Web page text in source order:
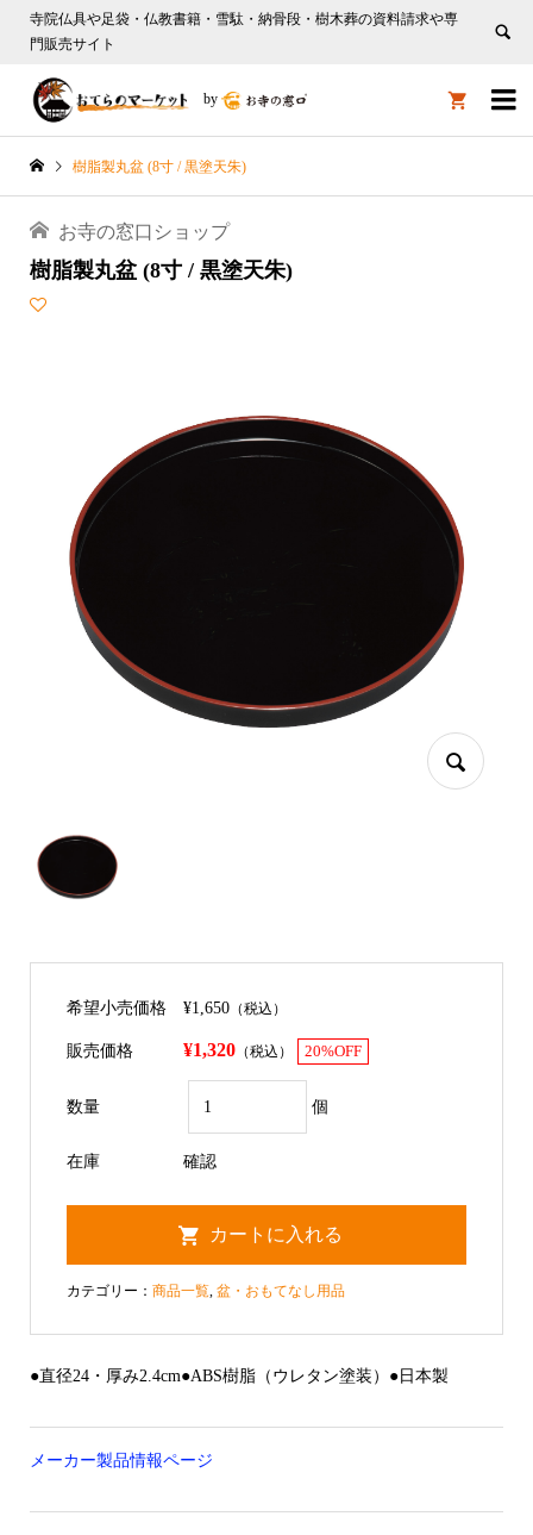
寺院仏具や足袋・仏教書籍・雪駄・納骨段・樹木葬の資料請求や専
門販売サイト

by 
樹脂製丸盆 (8寸 / 黒塗天朱)
お寺の窓口ショップ
樹脂製丸盆 (8寸 / 黒塗天朱)
希望小売価格 ¥1,650（税込）
販売価格 ¥1,320（税込） 20%OFF
数量 個
在庫 確認
カテゴリー： 商品一覧, 盆・おもてなし用品
●直径24・厚み2.4cm●ABS樹脂（ウレタン塗装）●日本製
メーカー製品情報ページ